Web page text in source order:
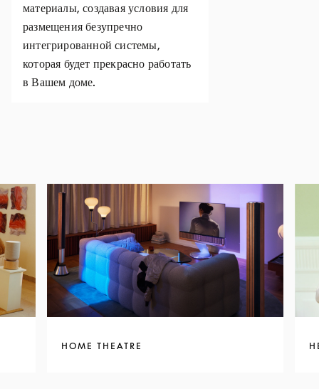
материалы, создавая условия для
размещения безупречно
интегрированной системы,
которая будет прекрасно работать
в Вашем доме.
HOME THEATRE